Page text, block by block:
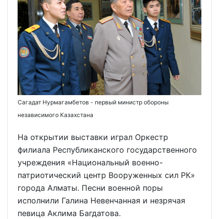
Сагадат Нурмагамбетов - первый министр обороны
независимого Казахстана
На открытии выставки играл Оркестр
филиала Республиканского государственного
учреждения «Национальный военно-
патриотический центр Вооруженных сил РК»
города Алматы. Песни военной поры
исполнили Галина Невенчанная и незрячая
певица Аклима Багдатова.